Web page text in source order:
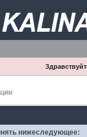
нижеследующее: